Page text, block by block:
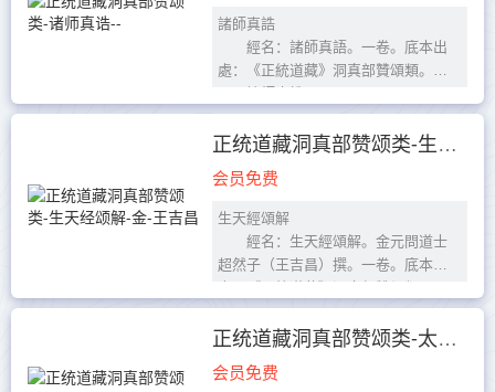
諸師真誥
經名：諸師真語。一卷。底本出
處：《正統道藏》洞真部贊頌類。
元始至尊號
志心歸命禮，三界之上，梵炁彌
臺，玉山上...
正统道藏洞真部赞颂类-生天经颂解-金-王吉昌
会员免费
生天經頌解
經名：生天經頌解。金元問道士
超然子（王吉昌）撰。一卷。底本出
生天經頌解
超然子頌
至高至大虛無祖，...
正统道藏洞真部赞颂类-太上升玄消灾护命妙经颂-唐-司马承祯
会员免费